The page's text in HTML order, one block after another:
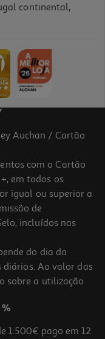
continental,
Auchan / Cartão
com o Cartão
em todos os
igual ou superior a
de
incluídos nas
do dia da
Ao valor das
sobre a utilização
%
1.500€ pago em 12